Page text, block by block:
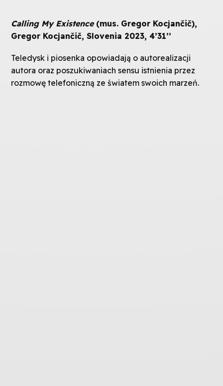
Calling My Existence(mus. Gregor Kocjančič),
Gregor Kocjančič, Slovenia 2023, 4’31’’
Teledysk i piosenka opowiadają o autorealizacji
autora oraz poszukiwaniach sensu istnienia przez
rozmowę telefoniczną ze światem swoich marzeń.